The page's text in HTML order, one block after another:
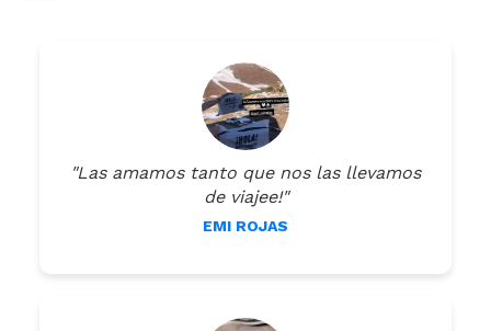
"Las amamos tanto que nos las llevamos
de viajee!"
EMI ROJAS